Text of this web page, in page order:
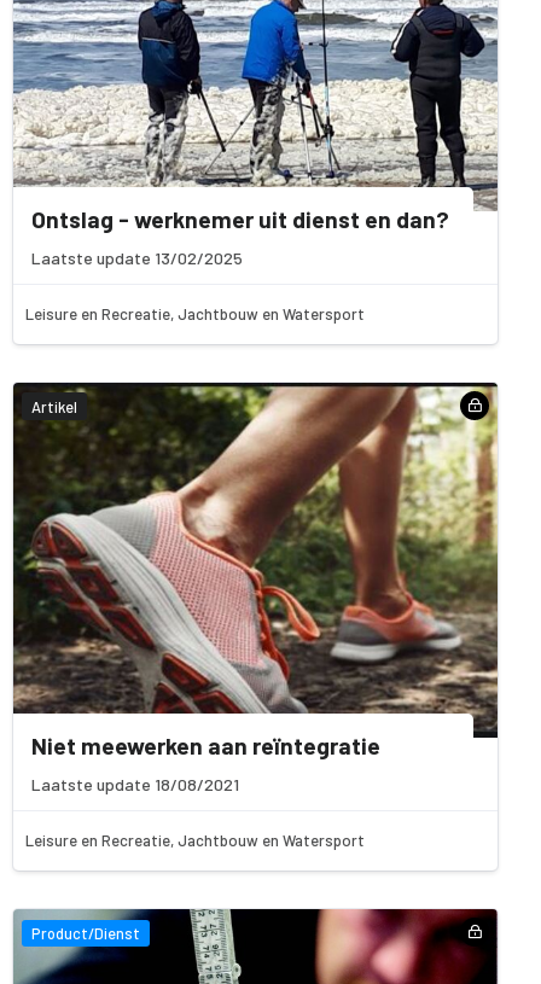
Ontslag - werknemer uit dienst en dan?
Laatste update 13/02/2025
Leisure en Recreatie, Jachtbouw en Watersport
Artikel
Niet meewerken aan reïntegratie
Laatste update 18/08/2021
Leisure en Recreatie, Jachtbouw en Watersport
Product/Dienst